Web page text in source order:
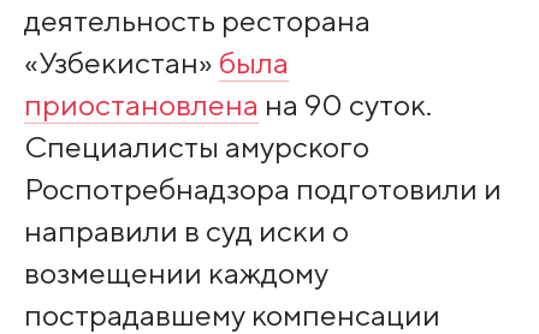
деятельность ресторана
«Узбекистан» была
приостановлена на 90 суток.
Специалисты амурского
Роспотребнадзора подготовили и
направили в суд иски о
возмещении каждому
пострадавшему компенсации